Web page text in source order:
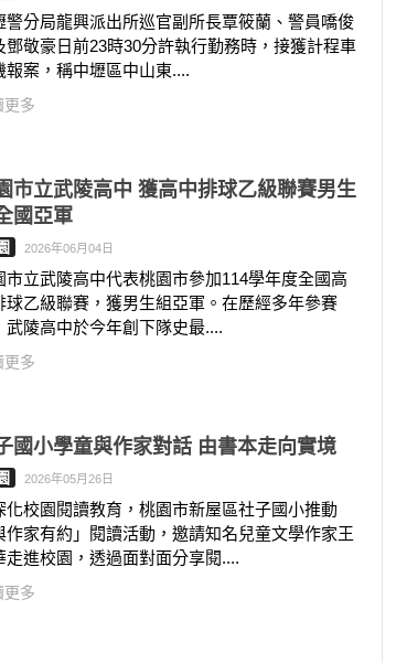
警分局龍興派出所巡官副所長覃筱蘭、警員嘺俊
鄧敬豪日前23時30分許執行勤務時，接獲計程車
報案，稱中壢區中山東....
更多
市立武陵高中 獲高中排球乙級聯賽男生
國亞軍
2026年06月04日
市立武陵高中代表桃園市參加114學年度全國高
球乙級聯賽，獲男生組亞軍。在歷經多年參賽
武陵高中於今年創下隊史最....
更多
國小學童與作家對話 由書本走向實境
2026年05月26日
化校園閱讀教育，桃園市新屋區社子國小推動
作家有約」閱讀活動，邀請知名兒童文學作家王
走進校園，透過面對面分享閱....
更多